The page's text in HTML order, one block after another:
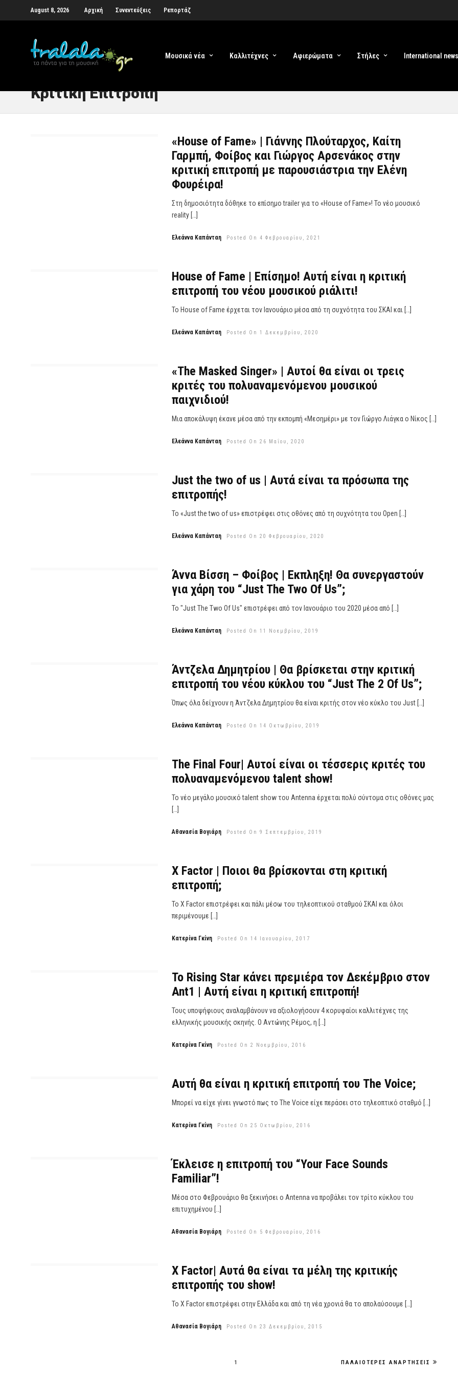
August 8, 2026 Αρχική Συνεντεύξεις Ρεπορτάζ
Μουσικά νέα Καλλιτέχνες Αφιερώματα Στήλες International news
Κριτική Επιτροπή
«House of Fame» | Γιάννης Πλούταρχος, Καίτη
Γαρμπή, Φοίβος και Γιώργος Αρσενάκος στην
κριτική επιτροπή με παρουσιάστρια την Ελένη
Φουρέιρα!
Στη δημοσιότητα δόθηκε το επίσημο trailer για το «House of Fame»! Το νέο μουσικό
reality […]
Ελεάννα Καπάνταη Posted On 4 Φεβρουαρίου, 2021
House of Fame | Επίσημο! Αυτή είναι η κριτική
επιτροπή του νέου μουσικού ριάλιτι!
Το House of Fame έρχεται τον Ιανουάριο μέσα από τη συχνότητα του ΣΚΑΙ και […]
Ελεάννα Καπάνταη Posted On 1 Δεκεμβρίου, 2020
«The Masked Singer» | Αυτοί θα είναι οι τρεις
κριτές του πολυαναμενόμενου μουσικού
παιχνιδιού!
Μια αποκάλυψη έκανε μέσα από την εκπομπή «Μεσημέρι» με τον Γιώργο Λιάγκα ο Νίκος […]
Ελεάννα Καπάνταη Posted On 26 Μαΐου, 2020
Just the two of us | Αυτά είναι τα πρόσωπα της
επιτροπής!
Το «Just the two of us» επιστρέφει στις οθόνες από τη συχνότητα του Open […]
Ελεάννα Καπάνταη Posted On 20 Φεβρουαρίου, 2020
Άννα Βίσση – Φοίβος | Εκπληξη! Θα συνεργαστούν
για χάρη του “Just The Two Of Us”;
Το "Just The Two Of Us" επιστρέφει από τον Ιανουάριο του 2020 μέσα από […]
Ελεάννα Καπάνταη Posted On 11 Νοεμβρίου, 2019
Άντζελα Δημητρίου | Θα βρίσκεται στην κριτική
επιτροπή του νέου κύκλου του “Just The 2 Of Us”;
Όπως όλα δείχνουν η Άντζελα Δημητρίου θα είναι κριτής στον νέο κύκλο του Just […]
Ελεάννα Καπάνταη Posted On 14 Οκτωβρίου, 2019
The Final Four| Αυτοί είναι οι τέσσερις κριτές του
πολυαναμενόμενου talent show!
Το νέο μεγάλο μουσικό talent show του Antenna έρχεται πολύ σύντομα στις οθόνες μας
[…]
Αθανασία Βογιάρη Posted On 9 Σεπτεμβρίου, 2019
X Factor | Ποιοι θα βρίσκονται στη κριτική
επιτροπή;
Το X Factor επιστρέφει και πάλι μέσω του τηλεοπτικού σταθμού ΣΚΑΙ και όλοι
περιμένουμε […]
Κατερίνα Γκίνη Posted On 14 Ιανουαρίου, 2017
Το Rising Star κάνει πρεμιέρα τον Δεκέμβριο στον
Ant1 | Αυτή είναι η κριτική επιτροπή!
Τους υποψήφιους αναλαμβάνουν να αξιολογήσουν 4 κορυφαίοι καλλιτέχνες της
ελληνικής μουσικής σκηνής. Ο Αντώνης Ρέμος, η […]
Κατερίνα Γκίνη Posted On 2 Νοεμβρίου, 2016
Αυτή θα είναι η κριτική επιτροπή του The Voice;
Μπορεί να είχε γίνει γνωστό πως το The Voice είχε περάσει στο τηλεοπτικό σταθμό […]
Κατερίνα Γκίνη Posted On 25 Οκτωβρίου, 2016
Έκλεισε η επιτροπή του “Your Face Sounds
Familiar”!
Μέσα στο Φεβρουάριο θα ξεκινήσει ο Antenna να προβάλει τον τρίτο κύκλου του
επιτυχημένου […]
Αθανασία Βογιάρη Posted On 5 Φεβρουαρίου, 2016
X Factor| Αυτά θα είναι τα μέλη της κριτικής
επιτροπής του show!
To X Factor επιστρέφει στην Ελλάδα και από τη νέα χρονιά θα το απολαύσουμε […]
Αθανασία Βογιάρη Posted On 23 Δεκεμβρίου, 2015
1 ΠΑΛΑΙΌΤΕΡΕΣ ΑΝΑΡΤΉΣΕΙΣ